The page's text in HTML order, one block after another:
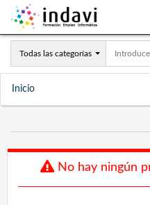
Todas las categorías
Inicio
No hay ningún